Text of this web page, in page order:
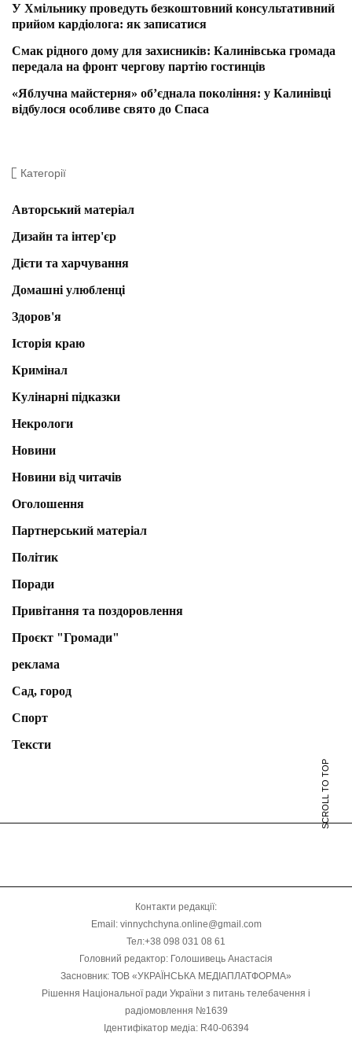
У Хмільнику проведуть безкоштовний консультативний
прийом кардіолога: як записатися
Смак рідного дому для захисників: Калинівська громада
передала на фронт чергову партію гостинців
«Яблучна майстерня» об’єднала покоління: у Калинівці
відбулося особливе свято до Спаса
Категорії
Авторський матеріал
Дизайн та інтер'єр
Дієти та харчування
Домашні улюбленці
Здоров'я
Історія краю
Кримінал
Кулінарні підказки
Некрологи
Новини
Новини від читачів
Оголошення
Партнерський матеріал
Політик
Поради
Привітання та поздоровлення
Проєкт "Громади"
реклама
Сад, город
Спорт
Тексти
SCROLL TO TOP
Контакти редакції:
Email: vinnychchyna.online@gmail.com
Тел:+38 098 031 08 61
Головний редактор: Голошивець Анастасія
Засновник: ТОВ «УКРАЇНСЬКА МЕДІАПЛАТФОРМА»
Рішення Національної ради України з питань телебачення і
радіомовлення №1639
Ідентифікатор медіа: R40-06394